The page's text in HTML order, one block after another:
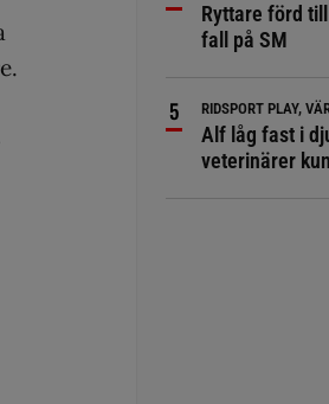
Ryttare förd
fall på SM
RIDSPORT PLAY,
Alf låg fast i
veterinärer